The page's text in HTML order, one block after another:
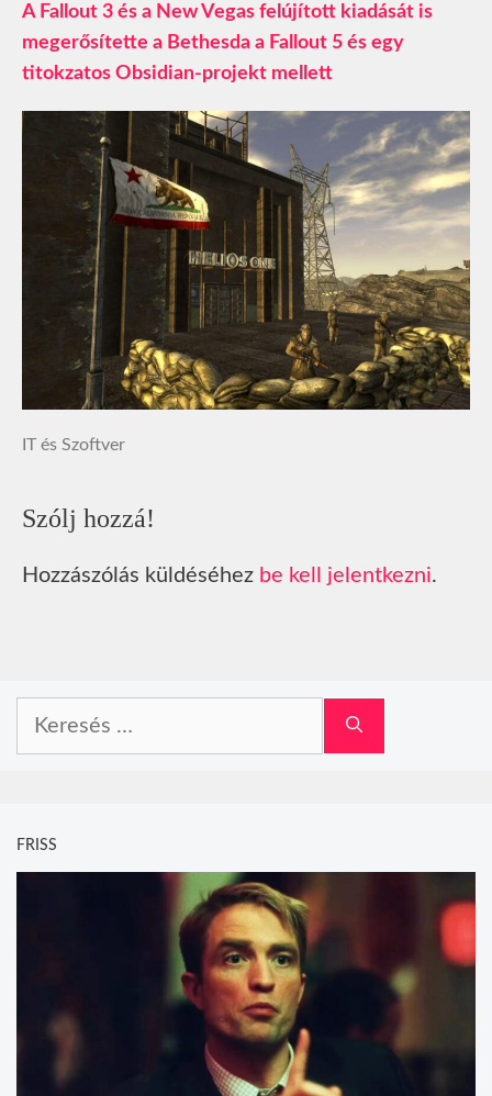
A Fallout 3 és a New Vegas felújított kiadását is
megerősítette a Bethesda a Fallout 5 és egy
titokzatos Obsidian-projekt mellett
IT és Szoftver
Szólj hozzá!
Hozzászólás küldéséhez be kell jelentkezni.
FRISS